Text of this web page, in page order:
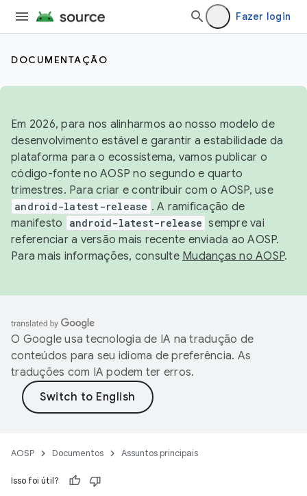
Fazer login
DOCUMENTAÇÃO
Em 2026, para nos alinharmos ao nosso modelo de
desenvolvimento estável e garantir a estabilidade da
plataforma para o ecossistema, vamos publicar o
código-fonte no AOSP no segundo e quarto
trimestres. Para criar e contribuir com o AOSP, use
android-latest-release . A ramificação de
manifesto
android-latest-release sempre vai
referenciar a versão mais recente enviada ao AOSP.
Para mais informações, consulte Mudanças no AOSP.
O Google usa tecnologia de IA na tradução de
conteúdos para seu idioma de preferência. As
traduções com IA podem ter erros.
AOSP Documentos Assuntos principais
Isso foi útil?